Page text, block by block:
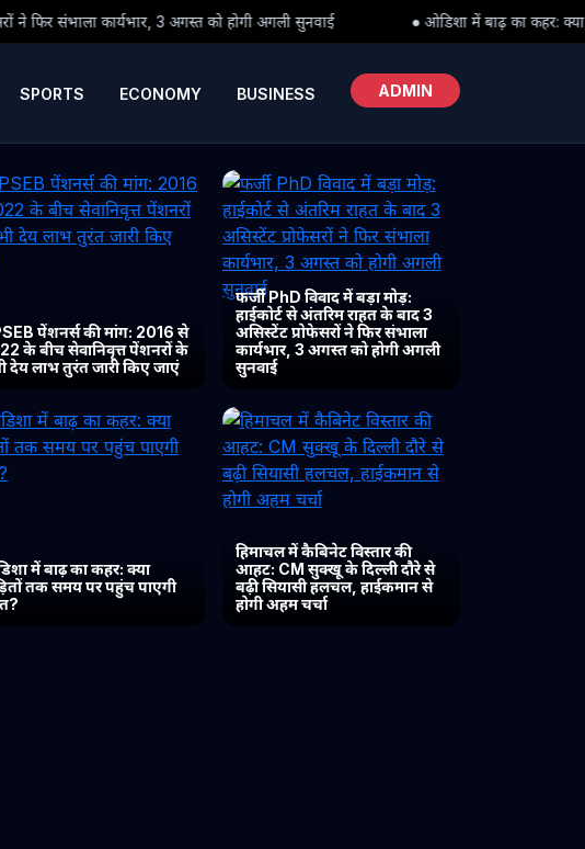
को होगी अगली सुनवाई ● ओडिशा में बाढ़ का कहर: क्या पीड़ितों तक समय पर पहुंच
SPORTS ECONOMY BUSINESS ADMIN
पेंशनर्स की मांग: 2016 से
के बीच सेवानिवृत्त पेंशनरों के
देय लाभ तुरंत जारी किए जाएं
फर्जी PhD विवाद में बड़ा मोड़:
हाईकोर्ट से अंतरिम राहत के बाद 3
असिस्टेंट प्रोफेसरों ने फिर संभाला
कार्यभार, 3 अगस्त को होगी अगली
सुनवाई
में बाढ़ का कहर: क्या
तक समय पर पहुंच पाएगी
हिमाचल में कैबिनेट विस्तार की
आहट: CM सुक्खू के दिल्ली दौरे से
बढ़ी सियासी हलचल, हाईकमान से
होगी अहम चर्चा